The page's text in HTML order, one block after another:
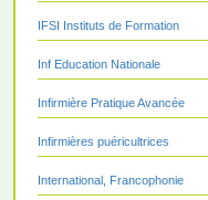
IFSI Instituts de Formation
Inf Education Nationale
Infirmière Pratique Avancée
Infirmières puéricultrices
International, Francophonie